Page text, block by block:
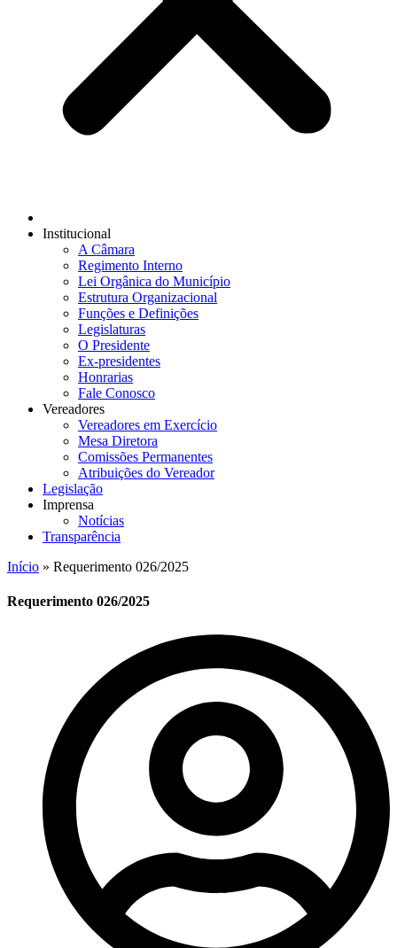
Institucional
A Câmara
Regimento Interno
Lei Orgânica do Município
Estrutura Organizacional
Funções e Definições
Legislaturas
O Presidente
Ex-presidentes
Honrarias
Fale Conosco
Vereadores
Vereadores em Exercício
Mesa Diretora
Comissões Permanentes
Atribuições do Vereador
Legislação
Imprensa
Notícias
Transparência
Início » Requerimento 026/2025
Requerimento 026/2025